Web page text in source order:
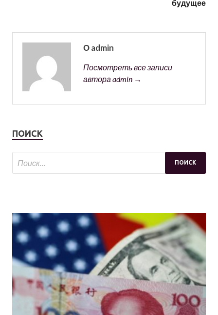
будущее
О admin
Посмотреть все записи
автора admin →
ПОИСК